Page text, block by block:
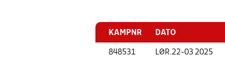
KAMPNR DATO
848531 LØR.22-03 2025